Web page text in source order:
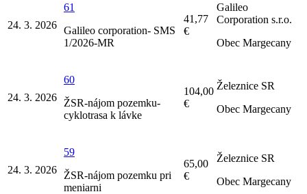
24. 3. 2026
61
Galileo corporation- SMS
1/2026-MR
41,77
€
Galileo
Corporation s.r.o.
Obec Margecany
24. 3. 2026
60
ŽSR-nájom pozemku-
cyklotrasa k lávke
104,00
€
Železnice SR
Obec Margecany
24. 3. 2026
59
ŽSR-nájom pozemku pri
meniarni
65,00
€
Železnice SR
Obec Margecany